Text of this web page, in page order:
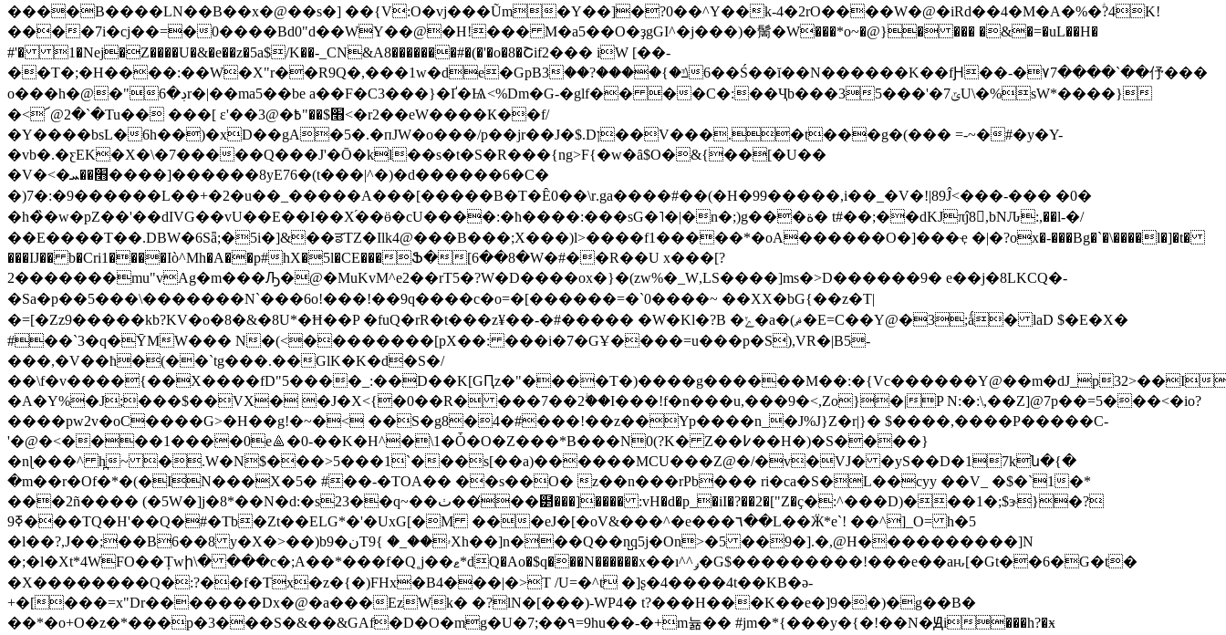
����B����LN��B��x�@��s�] ��{V:O�vj���Ũm�Y��]�?0��^Y��k-4�2rO����W�@�iRd��4�M�A�%�ؑ?4K!
����7i�cj��=�0����Bd0"d��WY��@�H!��� M�a5��O�ҙgGI^�j���)�䯾�W���*o~�@}� ��� �&�=�uL��H�
#'� 1�Nej�Z����U�&�e��z�5a$/K��-_CN&A8�������#�(�'�o�8�Շif2��� iW [��-
��T�;�H����:��W�X"r��R9Q�,���1w�de�GpB3ݿ�}����?����6Ś��ĭ��N������K��fԨ��-�٧7����`��伃���
o���h�@�"ڊ�6r�|��ma5��be a��F�C3���}�Ґ�Ѩ<%Dm�G-�glf�� ��C�:��Ҷb���35���'�7ݶU\�%sW*����}
�<՜@2�`�Tu�� ���[ ɛ'��׫$��"߿�@3<�r2��eW����К��f/
�Y����bsL�6h��)�xD��gA�5�.�пJW�o���/p��jr��J�$.Dן��V���.�t���g�(��� =-~�#�y�Y-
�vb�.�ƹEK�X�\�7�����Q���J'�Ō�kl��s�t�S�R���{ng>F{�w�ȃ$O�&{��[�U��
�V�<�׫��ܚ����]������8yE76�(t���|^�)�d������6�C�
�)7�:�9������L��+�2�u��_�����A���[�����B�T�Ȇ0��\r.ga����#��(�H�99�����,i��_�V�!|89Ĵ<���-��� �0�
�h�̏�w�pZ��'��dIVG��vU��E��I��X֝��ӫ�cU����:�ħ����:���sG�˥�|�n�;)g���ة� t#��;��dKJπĵ8񵔯,bNԈ:,��l-�/
��E����T��.DBW�6Sǟ;�5i�]&��ਡTZ�Ilk4@���B���;X���)l>����f1�����*�oA������O�]���ҿ �|�?ox�-���Bg�`�\����l�]�t�
���Ĳ�� b�Cri1����Iò^Mh�A��p#hX�5l�CE���Ֆ�[6��8�W�#��R��U x���[?
2�������mu"vAg�m���Ԡ�@�MuKvM^e2��rT5�?W�D����ox�}�(zw%�_W,LS����]ms�>D������9� e��j�8LKCQ�-
�Sa�p��5���\�������N`���6o!���!� �9q��� �c�o=�[������=�`0����~ ��XX�bG{��z�T|
�=[�Zz9�����kb?KV�o�8�&�8U*�Ħ��P �fuQ�rR�t���z¥��-�#����� �W�Kl�?B �ݺ�a�(ޘ�E=C��Y@�3;ǻ� laD $�E�X�
#��`3�q�ȲMW��� N�(<��������[pX��: ���i�7�GҰ����=u���p�S),VR�|B5-
���,�V��ħ�(��`tg���.��GlK�K�d�S�/
��\f�v����{��X����fD"5����_:��D��K[GԤz�"����T�)����g������M��:�{Vc������Y@��m�dJ_p32>��I
�A�Y%�J;���$��VX� �J�X<{�0��R� ���7��2ۖ��I���!f�n���u,���9�<,Zo}�|P N:�:\,��Z]@7p��=5���<�io?
����pw2v�oC����G>�H��g!�~�< ��S�g8�4�#���!��z��Yp����n_�J%J}Z�r|}� $����,����P�����C-
'�@�<����1����0e⟁�0-��K�H^�\1�Ȱ�O�Z���*B���N0(?K� Z��߇��H�)�S����}
�nɭ���^ h̪~ �.W�N$���>5���1`���s[��a)������MCU���Z@�/�v�VJ� �yS��D�17kն�{�
�m��r�Of�*�(�IN���X�5� #��-�TOA�� ��s��O� z��n���rPb��� ri�ca�S�L��cyy ��V_ �$�`1�*
���2ñ���� (�5W�]j�8*��N�d:�s23��q~��ٺ��̸��๲���]���� :vH�d�p_�iI�?��2�["Z�ҫ�:^���D)���1�;$ɝ}�?
ߧ9���TQ�H'��Q�#�Tb�Zt��ELG*�'�UxG[�M ���eJ�[�oV&���^�e���٦��L��ܳӜ*e`! ��^]_O= h�5
�l��?,J��;��B6��8 y�X�>��)b9�نTۥ��_� }9Xh��]n���Q��n̺q5j�On>�5 ��9�].�,@H����������]N
�;�l�Xt*4WFO��Țwի\� ���c�;A��*���f�Q˳j��ޱ*dQ�Ao�$q���N������х��ı^^ݛ�G$���������!���e��aԋ[�Gt��6�G�t�
�X��������Q�:?��f�Tx�z�{�)FHx�B4���|�>T /U=�^t �]ʂ�4����4t��ΚB�ә-
+�[���=x"Dr�������Dx�@�a���EzWk� �?lN�[���)-WP4� t?���H���K��e�]9��)�g��B�
��*�o+O�z�*���p�3���S�&��&GAf�D�O�mg�U�7;��٩=9hu��-�+m뉾�� #jm�*{���y�{�!��N�Ԭi���h?�ӿ